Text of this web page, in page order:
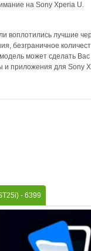
на Sony Xperia U.
воплотились лучшие
безграничное
может сделать
и приложения для Sony
- 6399